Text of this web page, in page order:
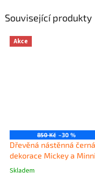
Související produkty
Akce
850 Kč –30 %
Dřevěná nástěnná černá
dekorace Mickey a
na Zámku
Skladem